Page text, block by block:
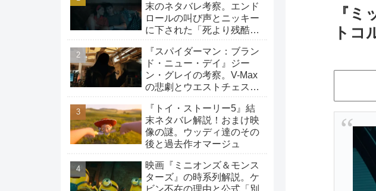
『
トコ
末のネタバレ考察。エンド
ロールの叫び声とニッキー
に下された「死より残酷な
『スパイダーマン：ブラン
ド・ニュー・デイ』ジー
ン・グレイの考察。V-Max
の悲劇とウエストチェスタ
『トイ・ストーリー5』結
末ネタバレ解説！おまけ映
像の謎。ウッディ達のその
後と過去作オマージュ
映画『ミニオンズ＆モンス
ターズ』の時系列解説。ケ
ビン不在の理由と公式「別